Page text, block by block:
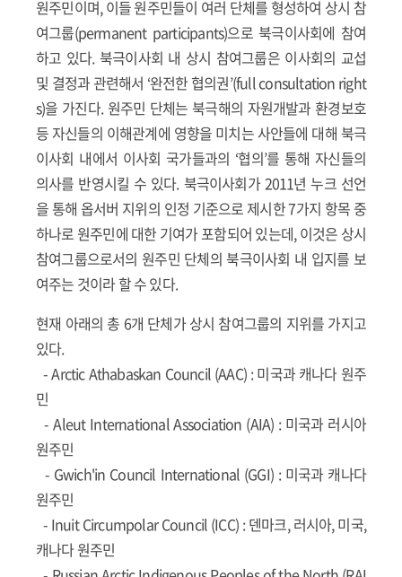
원주민이며, 이들 원주민들이 여러 단체를 형성하여 상시 참
여그룹(permanent participants)으로 북극이사회에 참여
하고 있다. 북극이사회 내 상시 참여그룹은 이사회의 교섭
및 결정과 관련해서 ‘완전한 협의권’(full consultation right
s)을 가진다. 원주민 단체는 북극해의 자원개발과 환경보호
등 자신들의 이해관계에 영향을 미치는 사안들에 대해 북극
이사회 내에서 이사회 국가들과의 ‘협의’를 통해 자신들의
의사를 반영시킬 수 있다. 북극이사회가 2011년 누크 선언
을 통해 옵서버 지위의 인정 기준으로 제시한 7가지 항목 중
하나로 원주민에 대한 기여가 포함되어 있는데, 이것은 상시
참여그룹으로서의 원주민 단체의 북극이사회 내 입지를 보
여주는 것이라 할 수 있다.
현재 아래의 총 6개 단체가 상시 참여그룹의 지위를 가지고
있다.
-Arctic Athabaskan Council (AAC) : 미국과 캐나다 원주
민
-Aleut International Association (AIA) : 미국과 러시아
원주민
- Gwich'in Council International (GGI) : 미국과 캐나다
원주민
- Inuit Circumpolar Council (ICC) : 덴마크, 러시아, 미국,
캐나다 원주민